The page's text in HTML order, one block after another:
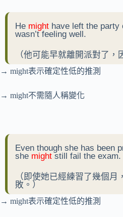
He might have left the party
wasn’t feeling well.
（他可能早就離開派對了，
→ might表示確定性低的推測
→ might不需隨人稱變化
Even though she has been
she might still fail the exam.
（即使她已經練習了幾個
敗。）
→ might表示確定性低的推測